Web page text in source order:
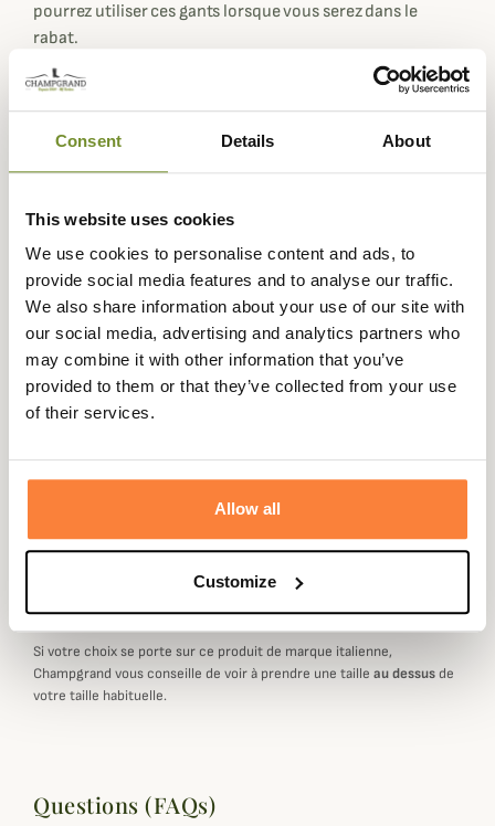
Consent Details About
This website uses cookies
We use cookies to personalise content and ads, to
provide social media features and to analyse our traffic.
We also share information about your use of our site with
our social media, advertising and analytics partners who
may combine it with other information that you’ve
provided to them or that they’ve collected from your use
of their services.
Allow all
Customize
pourrez utiliser ces gants lorsque vous serez dans le
rabat.
Les gants Snake Ultra possède un tissu doté de la
Ces gants Snake Ultra s'ajustent parfaitement au niveau
des poignets grâce à un velcro.
Les gants Snake Ultra possèdent des TOUCH-SCREEN au
niveau des pouces et index pour pouvoir utiliser votre
portable sans retirer vos gants.
Fiche technique
Genre
Coloris Noir, Orange
Marque Italienne : Choisir sa Taille
Les marque italiennes taillentpetitde manière générale.
Si votre choix se porte sur ce produit de marque italienne,
Champgrand vous conseille de voir à prendre une taille au dessusde
votre taille habituelle.
Questions (FAQs)